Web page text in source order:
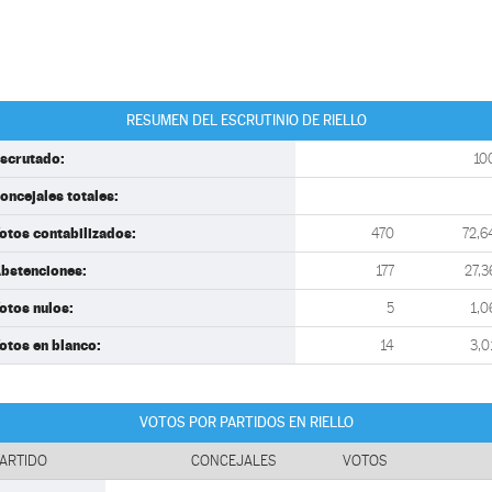
RESUMEN DEL ESCRUTINIO DE RIELLO
totales:
contabilizados: 470
177
nulos: 5
en blanco: 14
VOTOS POR PARTIDOS EN RIELLO
CONCEJALES VOTOS